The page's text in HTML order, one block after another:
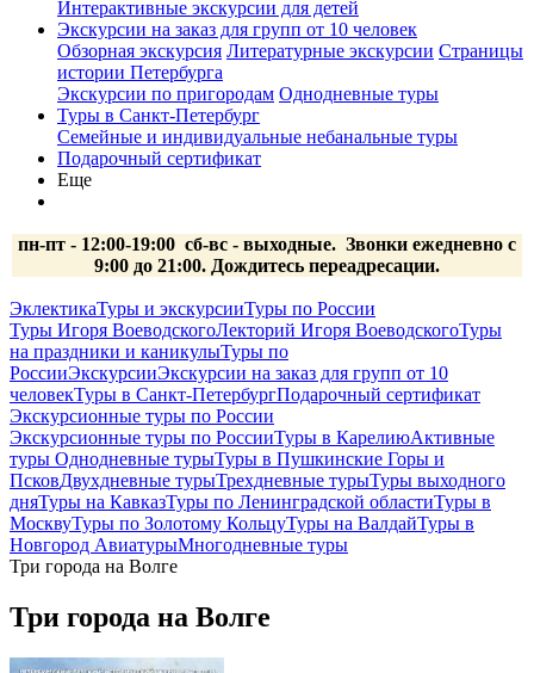
Интерактивные экскурсии для детей
Экскурсии на заказ для групп от 10 человек
Обзорная экскурсия Литературные экскурсии Страницы
истории Петербурга
Экскурсии по пригородам Однодневные туры
Туры в Санкт-Петербург
Семейные и индивидуальные небанальные туры
Подарочный сертификат
Еще
пн-пт - 12:00-19:00 сб-вс - выходные. Звонки ежедневно с
9:00 до 21:00. Дождитесь переадресации.
ЭклектикаТуры и экскурсииТуры по России
Туры Игоря ВоеводскогоЛекторий Игоря ВоеводскогоТуры
на праздники и каникулыТуры по
РоссииЭкскурсииЭкскурсии на заказ для групп от 10
человекТуры в Санкт-ПетербургПодарочный сертификат
Экскурсионные туры по России
Экскурсионные туры по РоссииТуры в КарелиюАктивные
туры Однодневные турыТуры в Пушкинские Горы и
ПсковДвухдневные турыТрехдневные турыТуры выходного
дняТуры на КавказТуры по Ленинградской областиТуры в
МосквуТуры по Золотому КольцуТуры на ВалдайТуры в
Новгород АвиатурыМногодневные туры
Три города на Волге
Три города на Волге